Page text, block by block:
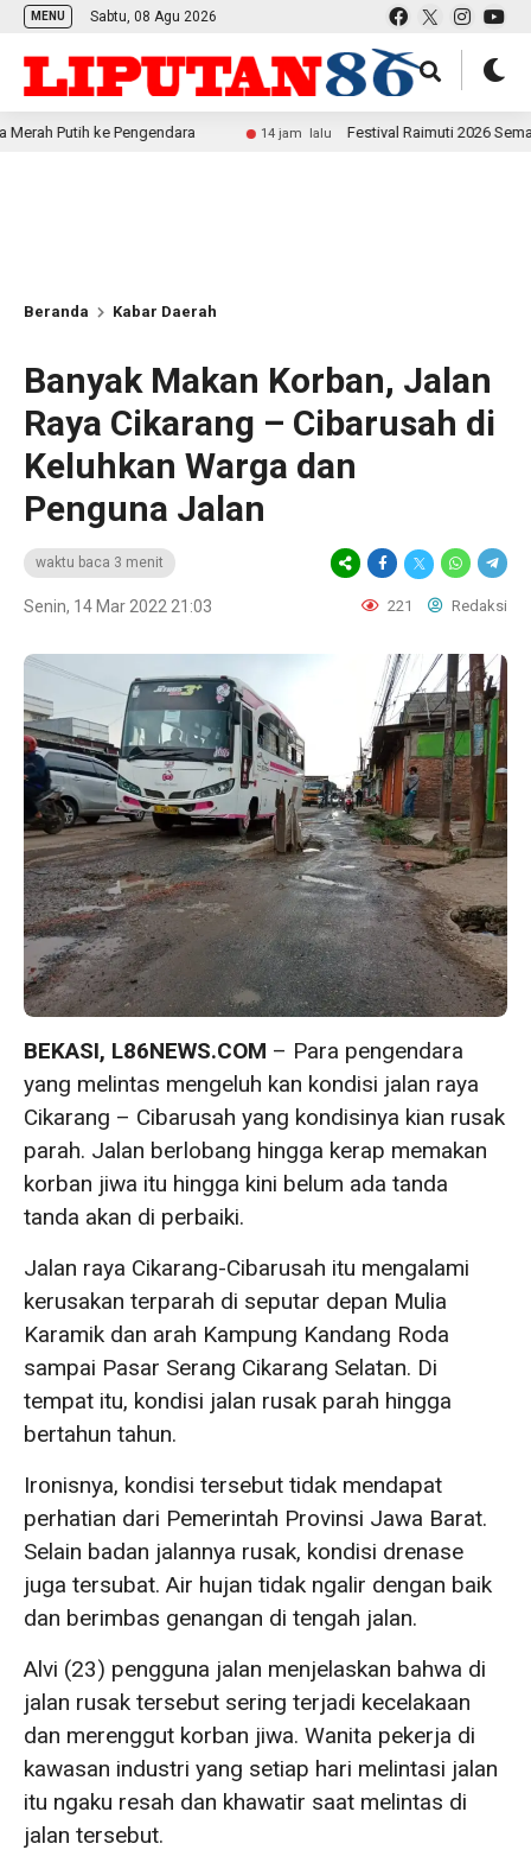
MENU Sabtu, 08 Agu 2026
Pengendara 14 jam lalu Festival Raimuti 2026 Semarak,
Beranda Kabar Daerah
Banyak Makan Korban, Jalan
Raya Cikarang – Cibarusah di
Keluhkan Warga dan
Penguna Jalan
waktu baca 3 menit
Senin, 14 Mar 2022 21:03 221 Redaksi
BEKASI, L86NEWS.COM – Para pengendara
yang melintas mengeluh kan kondisi jalan raya
Cikarang – Cibarusah yang kondisinya kian rusak
parah. Jalan berlobang hingga kerap memakan
korban jiwa itu hingga kini belum ada tanda
tanda akan di perbaiki.
Jalan raya Cikarang-Cibarusah itu mengalami
kerusakan terparah di seputar depan Mulia
Karamik dan arah Kampung Kandang Roda
sampai Pasar Serang Cikarang Selatan. Di
tempat itu, kondisi jalan rusak parah hingga
bertahun tahun.
Ironisnya, kondisi tersebut tidak mendapat
perhatian dari Pemerintah Provinsi Jawa Barat.
Selain badan jalannya rusak, kondisi drenase
juga tersubat. Air hujan tidak ngalir dengan baik
dan berimbas genangan di tengah jalan.
Alvi (23) pengguna jalan menjelaskan bahwa di
jalan rusak tersebut sering terjadi kecelakaan
dan merenggut korban jiwa. Wanita pekerja di
kawasan industri yang setiap hari melintasi jalan
itu ngaku resah dan khawatir saat melintas di
jalan tersebut.